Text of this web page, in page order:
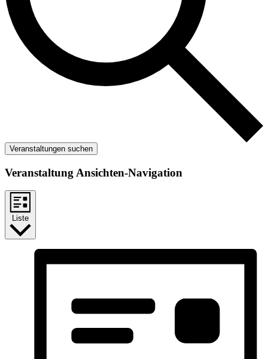
Veranstaltungen suchen
Veranstaltung Ansichten-Navigation
Liste